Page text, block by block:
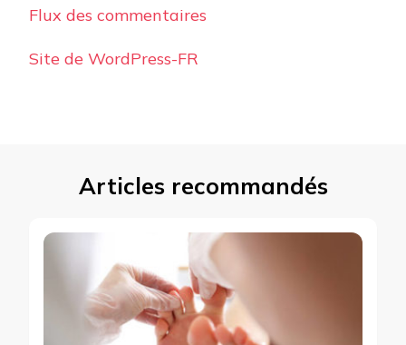
Flux des commentaires
Site de WordPress-FR
Articles recommandés